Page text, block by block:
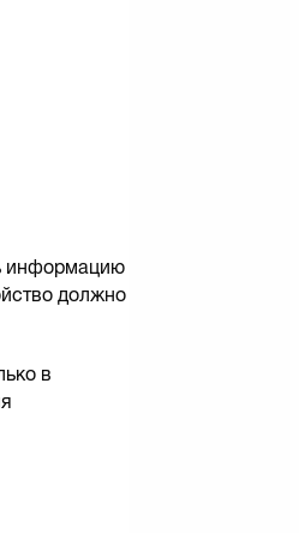
информацию
должно
в